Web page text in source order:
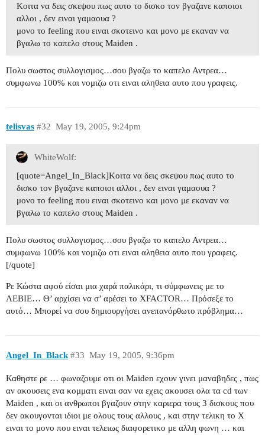
Κοιτα να δεις σκεψου πως αυτο το δισκο τον βγαζανε καποιοι
αλλοι , δεν ειναι γαμαουα ?
μονο το feeling που ειναι σκοτεινο και μονο με εκαναν να
βγαλω το καπελο στους Μaiden .
Πολυ σωστος συλλογισμος…σου βγαζω το καπελο Αντρεα…
συμφωνω 100% και νομιζω οτι ειναι αληθεια αυτο που γραφεις.
telisvas May 19, 2005, 9:24pm
#32
WhiteWolf:
[quote=Angel_In_Black]Κοιτα να δεις σκεψου πως αυτο το
δισκο τον βγαζανε καποιοι αλλοι , δεν ειναι γαμαουα ?
μονο το feeling που ειναι σκοτεινο και μονο με εκαναν να
βγαλω το καπελο στους Μaiden .
Πολυ σωστος συλλογισμος…σου βγαζω το καπελο Αντρεα…
συμφωνω 100% και νομιζω οτι ειναι αληθεια αυτο που γραφεις.
[/quote]
Ρε Κώστα αφού είσαι μια χαρά παλικάρι, τι σύμφωνεις με το
ΛΕΒΙΕ… Θ’ αρχίσει να σ’ αρέσει το XFACTOR… Πρόσεξε το
αυτό… Μπορεί να σου δημιουργήσει ανεπανόρθωτο πρόβλημα…
Angel_In_Black May 19, 2005, 9:36pm
#33
Καθηστε ρε … φωναζουμε οτι οι Maiden εχουν γινει μαναβηδες , πως
αν ακουσεις ενα κομματι ειναι σαν να εχεις ακουσει ολα τα cd των
Maiden , και οι ανθρωποι βγαζουν στην καριερα τους 3 δισκους που
δεν ακουγονται ιδιοι με ολους τους αλλους , και στην τελικη το X
ειναι το μονο που ειναι τελειως διαφορετικο με αλλη φωνη … και